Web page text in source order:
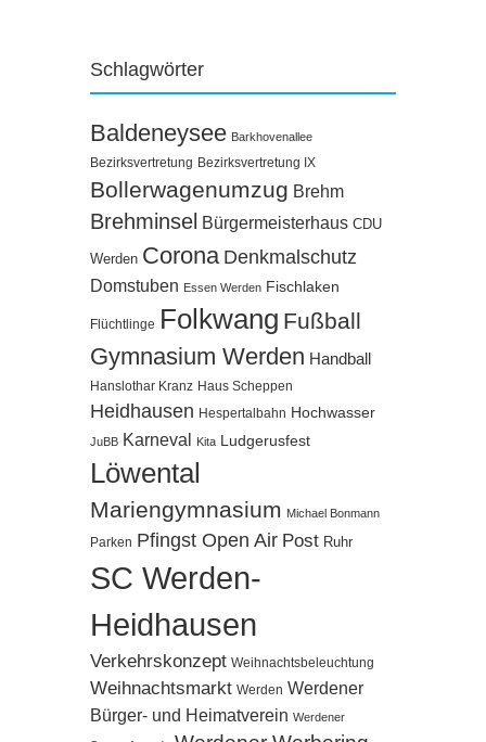
Schlagwörter
Baldeneysee Barkhovenallee
Bezirksvertretung Bezirksvertretung IX
Bollerwagenumzug Brehm
Brehminsel Bürgermeisterhaus CDU
Werden Corona Denkmalschutz
Domstuben Essen Werden Fischlaken
Flüchtlinge Folkwang Fußball
Gymnasium Werden Handball
Hanslothar Kranz Haus Scheppen
Heidhausen Hespertalbahn Hochwasser
JuBB Karneval Kita Ludgerusfest
Löwental
Mariengymnasium Michael Bonmann
Parken Pfingst Open Air Post Ruhr
SC Werden-
Heidhausen
Verkehrskonzept Weihnachtsbeleuchtung
Weihnachtsmarkt Werden Werdener
Bürger- und Heimatverein Werdener